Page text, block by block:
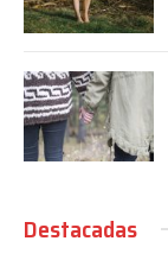
Destacadas